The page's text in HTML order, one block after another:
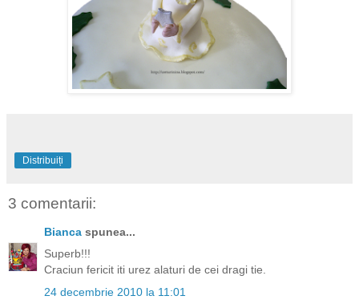
Distribuiți
3 comentarii:
Bianca spunea...
Superb!!!
Craciun fericit iti urez alaturi de cei dragi tie.
24 decembrie 2010 la 11:01